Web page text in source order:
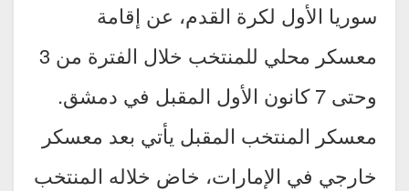
سوريا الأول لكرة القدم، عن إقامة
معسكر محلي للمنتخب خلال الفترة من 3
وحتى 7 كانون الأول المقبل في دمشق.
معسكر المنتخب المقبل يأتي بعد معسكر
خارجي في الإمارات، خاض خلاله المنتخب